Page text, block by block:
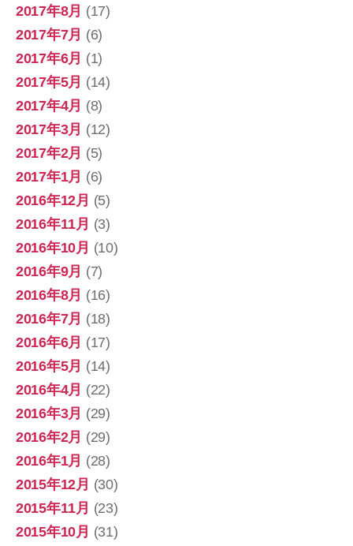
2017年8月 (17)
2017年7月 (6)
2017年6月 (1)
2017年5月 (14)
2017年4月 (8)
2017年3月 (12)
2017年2月 (5)
2017年1月 (6)
2016年12月 (5)
2016年11月 (3)
2016年10月 (10)
2016年9月 (7)
2016年8月 (16)
2016年7月 (18)
2016年6月 (17)
2016年5月 (14)
2016年4月 (22)
2016年3月 (29)
2016年2月 (29)
2016年1月 (28)
2015年12月 (30)
2015年11月 (23)
2015年10月 (31)